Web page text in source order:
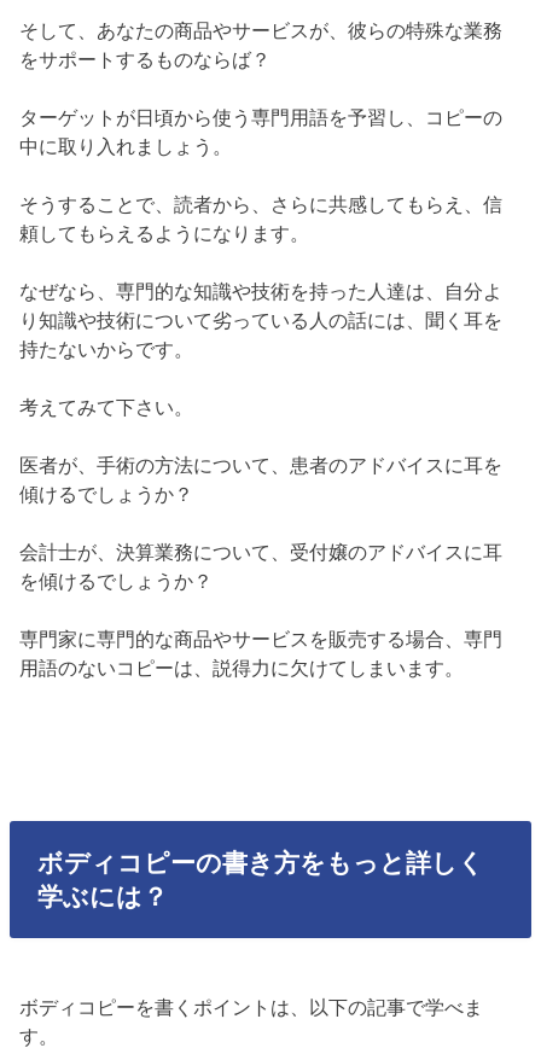
そして、あなたの商品やサービスが、彼らの特殊な業務
をサポートするものならば？
ターゲットが日頃から使う専門用語を予習し、コピーの
中に取り入れましょう。
そうすることで、読者から、さらに共感してもらえ、信
頼してもらえるようになります。
なぜなら、専門的な知識や技術を持った人達は、自分よ
り知識や技術について劣っている人の話には、聞く耳を
持たないからです。
考えてみて下さい。
医者が、手術の方法について、患者のアドバイスに耳を
傾けるでしょうか？
会計士が、決算業務について、受付嬢のアドバイスに耳
を傾けるでしょうか？
専門家に専門的な商品やサービスを販売する場合、専門
用語のないコピーは、説得力に欠けてしまいます。
ボディコピーの書き方をもっと詳しく
学ぶには？
ボディコピーを書くポイントは、以下の記事で学べま
す。